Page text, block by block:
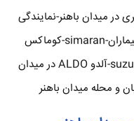
در میدان باهنر-نمایندگی
آیفون تصویری تابا-tabaالکتروپیک,سیماران-simaran-کوماکس
commax-کامکس camax-سوزوکی suzuki-آلدو ALDO در میدان
و محله میدان باهنر